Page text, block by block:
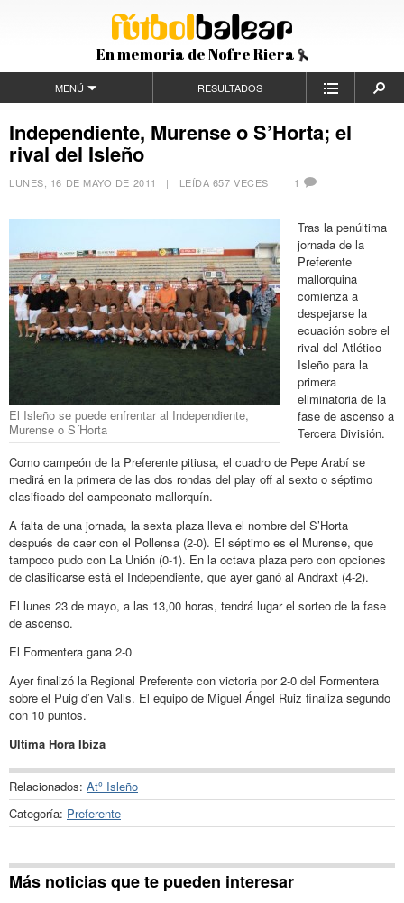
En memoria de Nofre Riera
MENÚ RESULTADOS
Independiente, Murense o S’Horta; el
rival del Isleño
LUNES, 16 DE MAYO DE 2011 | LEÍDA 657 VECES | 1
El Isleño se puede enfrentar al Independiente,
Murense o S´Horta
Tras la penúltima
jornada de la
Preferente
mallorquina
comienza a
despejarse la
ecuación sobre el
rival del Atlético
Isleño para la
primera
eliminatoria de la
fase de ascenso a
Tercera División.
Como campeón de la Preferente pitiusa, el cuadro de Pepe Arabí se
medirá en la primera de las dos rondas del play off al sexto o séptimo
clasificado del campeonato mallorquín.
A falta de una jornada, la sexta plaza lleva el nombre del S’Horta
después de caer con el Pollensa (2-0). El séptimo es el Murense, que
tampoco pudo con La Unión (0-1). En la octava plaza pero con opciones
de clasificarse está el Independiente, que ayer ganó al Andraxt (4-2).
El lunes 23 de mayo, a las 13,00 horas, tendrá lugar el sorteo de la fase
de ascenso.
El Formentera gana 2-0
Ayer finalizó la Regional Preferente con victoria por 2-0 del Formentera
sobre el Puig d’en Valls. El equipo de Miguel Ángel Ruiz finaliza segundo
con 10 puntos.
Ultima Hora Ibiza
Relacionados: Atº Isleño
Categoría: Preferente
Más noticias que te pueden interesar